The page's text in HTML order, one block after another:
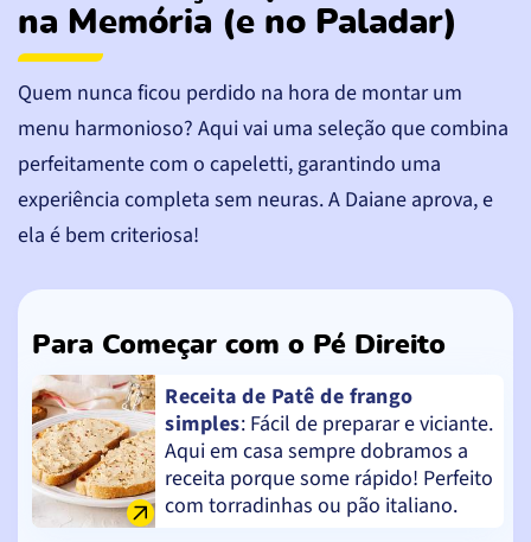
na Memória (e no Paladar)
Quem nunca ficou perdido na hora de montar um
menu harmonioso? Aqui vai uma seleção que combina
perfeitamente com o capeletti, garantindo uma
experiência completa sem neuras. A Daiane aprova, e
ela é bem criteriosa!
Para Começar com o Pé Direito
Receita de Patê de frango
simples: Fácil de preparar e viciante.
Aqui em casa sempre dobramos a
receita porque some rápido! Perfeito
com torradinhas ou pão italiano.